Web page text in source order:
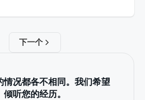
下一个
情况都各不相同。我们希望
倾听您的经历。